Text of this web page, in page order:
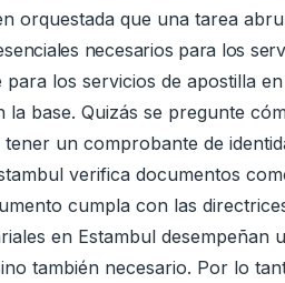
orquestada que una tarea
necesarios para los
los servicios de apostilla
la base. Quizás se pregunte
tener un comprobante de
verifica documentos
cumpla con las
en Estambul
también necesario. Por lo